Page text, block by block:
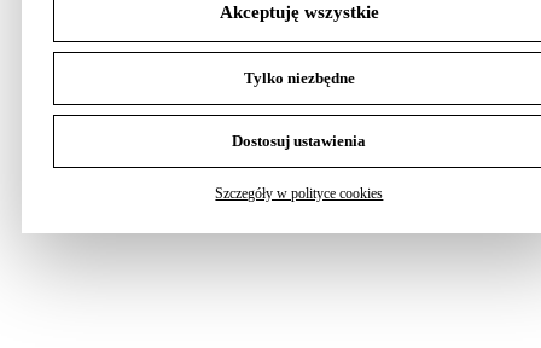
Akceptuję wszystkie
Tylko niezbędne
Dostosuj ustawienia
Szczegóły w polityce cookies